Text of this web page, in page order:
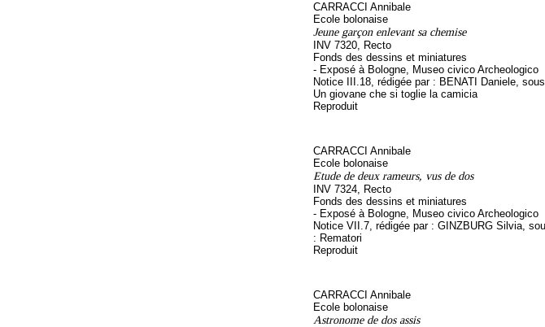
CARRACCI Annibale
Ecole bolonaise
Jeune garçon enlevant sa chemise
INV 7320, Recto
Fonds des dessins et miniatures
- Exposé à Bologne, Museo civico Archeologico
Notice III.18, rédigée par : BENATI Daniele,
Un giovane che si toglie la camicia
Reproduit
CARRACCI Annibale
Ecole bolonaise
Etude de deux rameurs, vus de dos
INV 7324, Recto
Fonds des dessins et miniatures
- Exposé à Bologne, Museo civico Archeologico
Notice VII.7, rédigée par : GINZBURG Silvia,
: Rematori
Reproduit
CARRACCI Annibale
Ecole bolonaise
Astronome de dos assis